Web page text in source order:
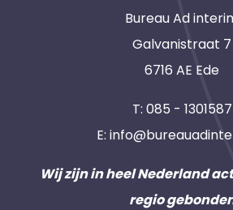
Bureau Ad
Galvanistraat 7
6716 AE Ede
T: 085 - 1301587
E:
Wij zijn in heel Nederland
regio